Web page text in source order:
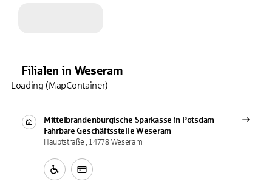
Filialen in Weseram
Mittelbrandenburgische Sparkasse in Potsdam
Fahrbare Geschäftsstelle Weseram
Hauptstraße , 14778 Weseram
Loading (MapContainer)